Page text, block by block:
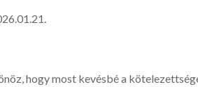
hogy most kevésbé a